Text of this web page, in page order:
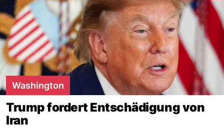
Washington
Trump fordert Entschädigung von
Iran